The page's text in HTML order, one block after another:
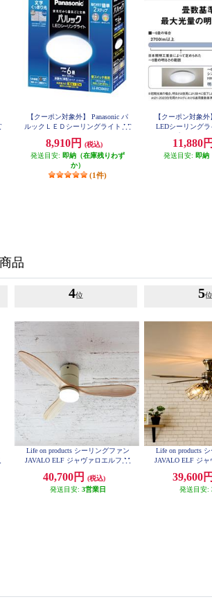
【クーポン対象外】 Panasonic パ
ルックＬＥＤシーリングライト LE
8,910円
(税込)
発送目安: 即納（在庫残りわず
か）
(1件)
【クーポン対象
LEDシーリング
11,880円
発送目安: 即納
品
4位
Life on products シーリングファン
JAVALO ELF ジャヴァロエルフ M
wood blades/調色切替式] ホワイト
JE-CF017D-WH
40,700円
(税込)
発送目安: 3営業日
5位
Life on products
JAVALO ELF ジ
6灯] ゴールド
39,600円
発送目安: